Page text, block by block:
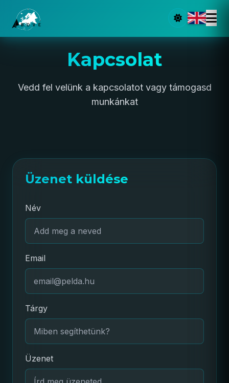
Kapcsolat
Vedd fel velünk a kapcsolatot vagy támogasd
munkánkat
Üzenet küldése
Név
Email
Tárgy
Üzenet